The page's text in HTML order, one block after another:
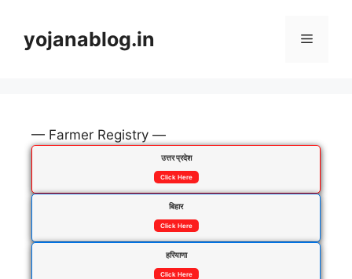
yojanablog.in
— Farmer Registry —
उत्तर प्रदेश
Click Here
बिहार
Click Here
हरियाणा
Click Here